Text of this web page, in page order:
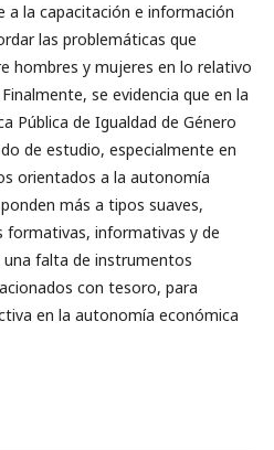
a la capacitación e información
las problemáticas que
hombres y mujeres en lo relativo
se evidencia que en la
Pública de Igualdad de Género
de estudio, especialmente en
orientados a la autonomía
más a tipos suaves,
formativas, informativas y de
falta de instrumentos
con tesoro, para
en la autonomía económica